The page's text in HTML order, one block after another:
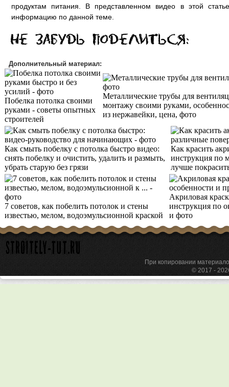
продуктам питания. В представленном видео в этой
информацию по данной теме.
Дополнительный материал:
Побелка потолка своими
руками - советы опытных
строителей
Металлические трубы для
монтажу своими руками,
из нержавейки, цена, фото
Как смыть побелку с потолка быстро видео:
снять побелку и очистить, удалить и размыть,
убрать старую без грязи
Как красить
инструкция по
лучше
7 советов, как побелить потолок и стены
известью, мелом, водоэмульсионной краской
Акриловая
инструкция по
и фото
При копировании
© 2017 -